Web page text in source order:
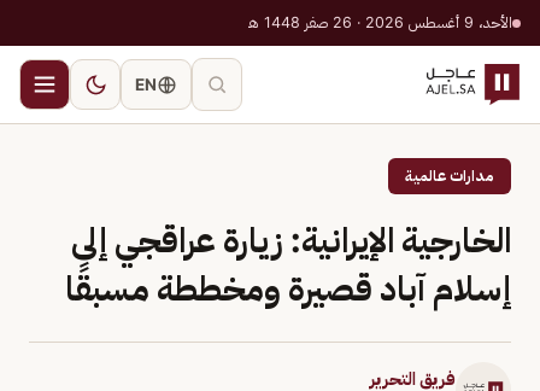
الأحد، 9 أغسطس 2026 · 26 صفر 1448 هـ
EN
مدارات عالمية
الخارجية الإيرانية: زيارة عراقجي إلى
إسلام آباد قصيرة ومخططة مسبقًا
فريق التحرير